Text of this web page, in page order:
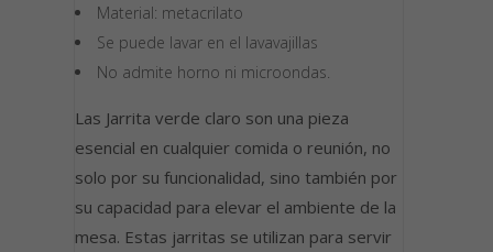
Material: metacrilato
Se puede lavar en el lavavajillas
No admite horno ni microondas.
Las Jarrita verde claro son una pieza
esencial en cualquier comida o reunión, no
solo por su funcionalidad, sino también por
su capacidad para elevar el ambiente de la
mesa. Estas jarritas se utilizan para servir